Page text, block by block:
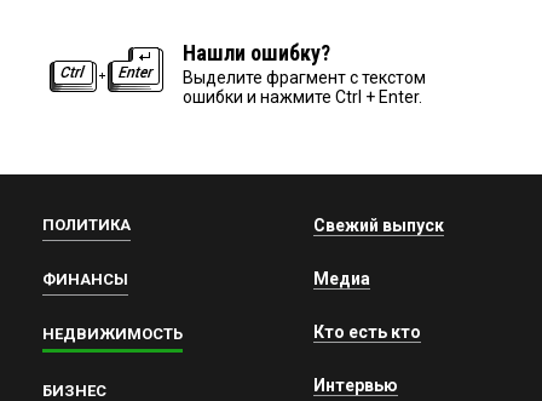
Нашли ошибку?
Выделите фрагмент с текстом
ошибки и нажмите Ctrl + Enter.
ПОЛИТИКА
ФИНАНСЫ
НЕДВИЖИМОСТЬ
БИЗНЕС
Свежий выпуск
Медиа
Кто есть кто
Интервью